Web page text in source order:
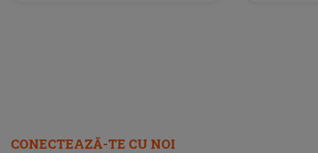
CONECTEAZĂ-TE CU NOI